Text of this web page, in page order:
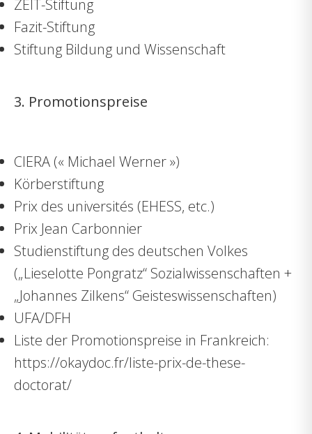
ZEIT-Stiftung
Fazit-Stiftung
Stiftung Bildung und Wissenschaft
3. Promotionspreise
CIERA (« Michael Werner »)
Körberstiftung
Prix des universités (EHESS, etc.)
Prix Jean Carbonnier
Studienstiftung des deutschen Volkes
(„Lieselotte Pongratz“ Sozialwissenschaften +
„Johannes Zilkens“ Geisteswissenschaften)
UFA/DFH
Liste der Promotionspreise in Frankreich:
https://okaydoc.fr/liste-prix-de-these-
doctorat/